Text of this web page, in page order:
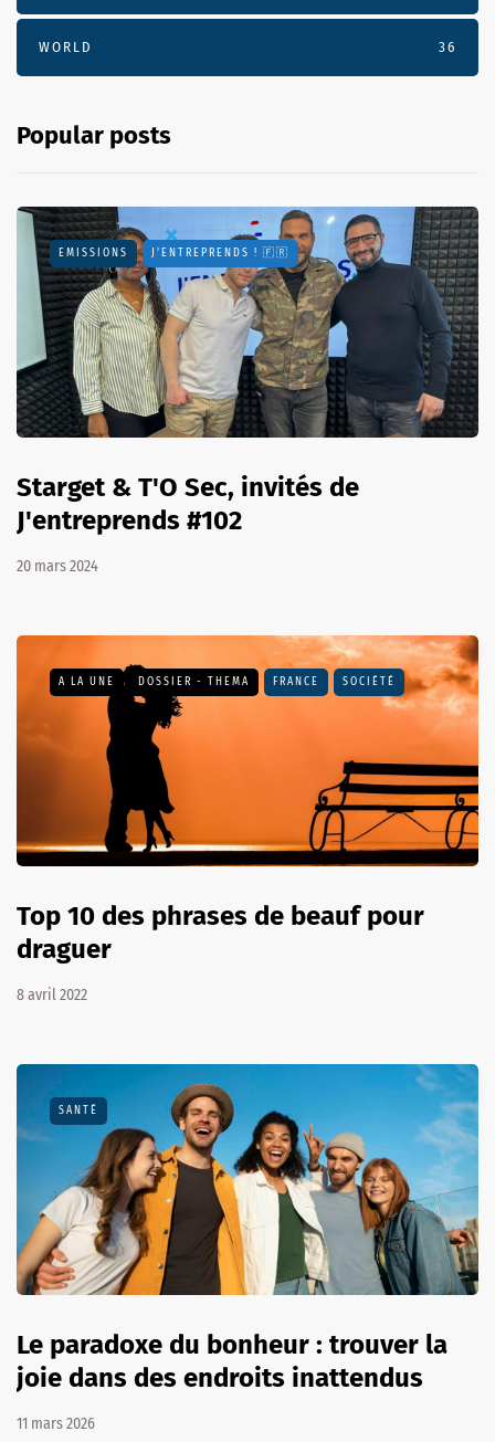
WORLD 36
Popular posts
EMISSIONS J'ENTREPRENDS ! 🇫🇷
Starget & T'O Sec, invités de
J'entreprends #102
20 mars 2024
A LA UNE DOSSIER - THEMA FRANCE SOCIÉTÉ
Top 10 des phrases de beauf pour
draguer
8 avril 2022
SANTÉ
Le paradoxe du bonheur : trouver la
joie dans des endroits inattendus
11 mars 2026